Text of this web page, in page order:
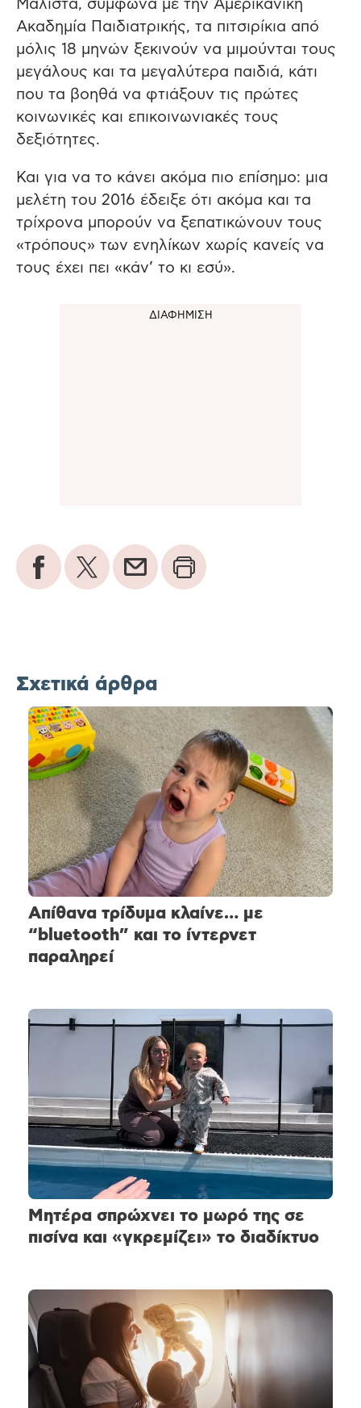
Μάλιστα, σύμφωνα με την Αμερικανική
Ακαδημία Παιδιατρικής, τα πιτσιρίκια από
μόλις 18 μηνών ξεκινούν να μιμούνται τους
μεγάλους και τα μεγαλύτερα παιδιά, κάτι
που τα βοηθά να φτιάξουν τις πρώτες
κοινωνικές και επικοινωνιακές τους
δεξιότητες.
Και για να το κάνει ακόμα πιο επίσημο: μια
μελέτη του 2016 έδειξε ότι ακόμα και τα
τρίχρονα μπορούν να ξεπατικώνουν τους
«τρόπους» των ενηλίκων χωρίς κανείς να
τους έχει πει «κάν’ το κι εσύ».
Σχετικά άρθρα
Απίθανα τρίδυμα κλαίνε… με
“bluetooth” και το ίντερνετ
παραληρεί
Μητέρα σπρώχνει το μωρό της σε
πισίνα και «γκρεμίζει» το διαδίκτυο